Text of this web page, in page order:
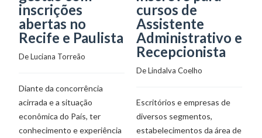
inscrições
abertas no
Recife e Paulista
De Luciana Torreão
Diante da concorrência
acirrada e a situação
econômica do País, ter
conhecimento e experiência
cursos de
Assistente
Administrativo e
Recepcionista
De Lindalva Coelho
Escritórios e empresas de
diversos segmentos,
estabelecimentos da área de